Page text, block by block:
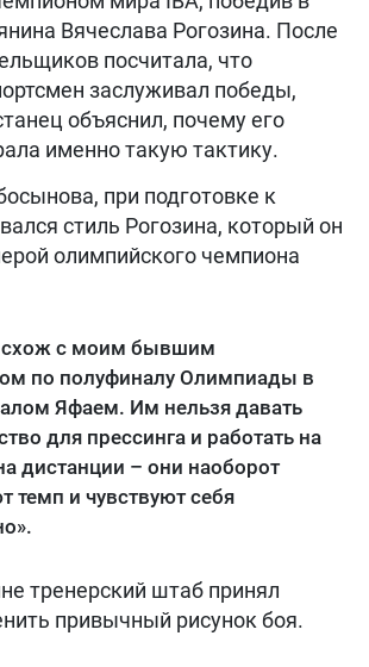
Вячеслава Рогозина. После
посчитала, что
заслуживал победы,
объяснил, почему его
именно такую тактику.
при подготовке к
стиль Рогозина, который он
олимпийского чемпиона
схож с моим бывшим
по полуфиналу Олимпиады в
Яфаем. Им нельзя давать
для прессинга и работать на
дистанции – они наоборот
темп и чувствуют себя
тренерский штаб принял
привычный рисунок боя.